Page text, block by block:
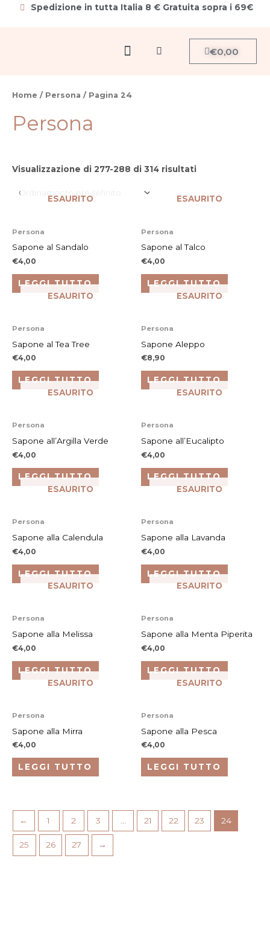
Spedizione in tutta Italia 8 € Gratuita sopra i 69€
MenuCerca
€0,00
Carrello
Home / Persona / Pagina 24
Persona
Visualizzazione di 277-288 di 314 risultati
ESAURITO
Persona
Sapone al Sandalo
€4,00
LEGGI TUTTO
ESAURITO
Persona
Sapone al Talco
€4,00
LEGGI TUTTO
ESAURITO
Persona
Sapone al Tea Tree
€4,00
LEGGI TUTTO
ESAURITO
Persona
Sapone Aleppo
€8,90
LEGGI TUTTO
ESAURITO
Persona
Sapone all’Argilla Verde
€4,00
LEGGI TUTTO
ESAURITO
Persona
Sapone all’Eucalipto
€4,00
LEGGI TUTTO
ESAURITO
Persona
Sapone alla Calendula
€4,00
LEGGI TUTTO
ESAURITO
Persona
Sapone alla Lavanda
€4,00
LEGGI TUTTO
ESAURITO
Persona
Sapone alla Melissa
€4,00
LEGGI TUTTO
ESAURITO
Persona
Sapone alla Menta Piperita
€4,00
LEGGI TUTTO
ESAURITO
Persona
Sapone alla Mirra
€4,00
LEGGI TUTTO
ESAURITO
Persona
Sapone alla Pesca
€4,00
LEGGI TUTTO
← 1 2 3 21 22 23 24
25 26 27 →